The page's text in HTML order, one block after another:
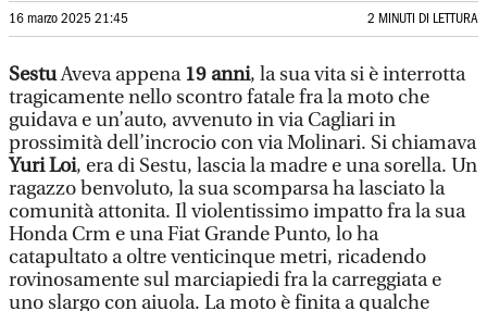
16 marzo 2025 21:45 2 MINUTI DI LETTURA
SestuAveva appena 19 anni, la sua vita si è interrotta
tragicamente nello scontro fatale fra la moto che
guidava e un’auto, avvenuto in via Cagliari in
prossimità dell’incrocio con via Molinari. Si chiamava
Yuri Loi, era di Sestu, lascia la madre e una sorella. Un
ragazzo benvoluto, la sua scomparsa ha lasciato la
comunità attonita. Il violentissimo impatto fra la sua
Honda Crm e una Fiat Grande Punto, lo ha
catapultato a oltre venticinque metri, ricadendo
rovinosamente sul marciapiedi fra la carreggiata e
uno slargo con aiuola. La moto è finita a qualche